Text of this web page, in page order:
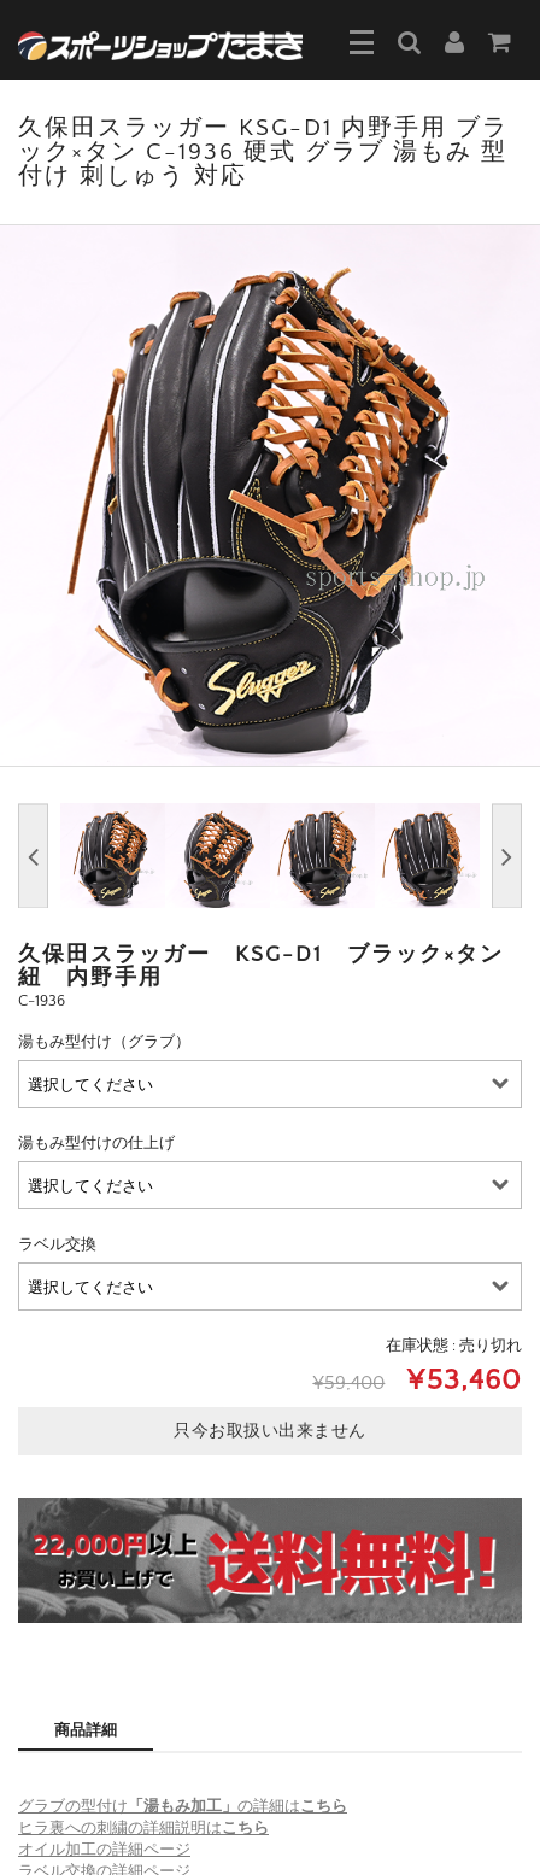
久保田スラッガー KSG-D1 内野手用 ブラ
ック×タン C-1936 硬式 グラブ 湯もみ 型
付け 刺しゅう 対応
久保田スラッガー KSG-D1 ブラック×タン
紐 内野手用
C-1936
湯もみ型付け（グラブ）
湯もみ型付けの仕上げ
ラベル交換
在庫状態 : 売り切れ
¥59,400 ¥53,460
只今お取扱い出来ません
商品詳細
グラブの型付け 「湯もみ加工」 の詳細はこちら
ヒラ裏への刺繍の詳細説明はこちら
オイル加工の詳細ページ